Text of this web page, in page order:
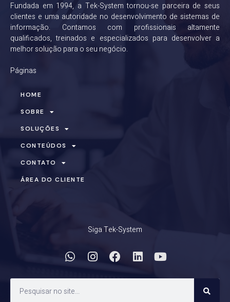
Fundada em 1994, a Tek-System tornou-se parceira de seus
clientes e uma autoridade no desenvolvimento de sistemas de
informação. Contamos com profissionais altamente
qualificados, treinados e especializados para desenvolver a
melhor solução para o seu negócio.
Páginas
HOME
SOBRE
SOLUÇÕES
CONTEÚDOS
CONTATO
ÁREA DO CLIENTE
Siga Tek-System